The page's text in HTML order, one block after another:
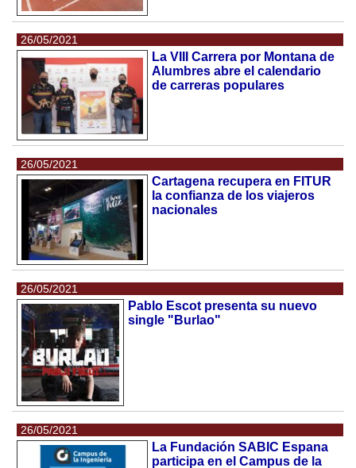
26/05/2021
La VIII Carrera por Montana de
Alumbres abre el calendario
de carreras populares
26/05/2021
Cartagena recupera en FITUR
la confianza de los viajeros
nacionales
26/05/2021
Pablo Escot presenta su nuevo
single "Burlao"
26/05/2021
La Fundación SABIC Espana
participa en el Campus de la